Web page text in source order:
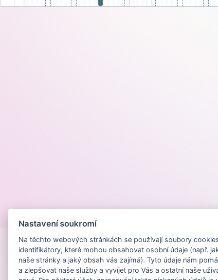
Nastavení soukromí
Na těchto webových stránkách se používají soubory
identifikátory, které mohou obsahovat osobní údaje (např.
naše stránky a jaký obsah vás zajímá). Tyto údaje nám
a zlepšovat naše služby a vyvíjet pro Vás a ostatní naše